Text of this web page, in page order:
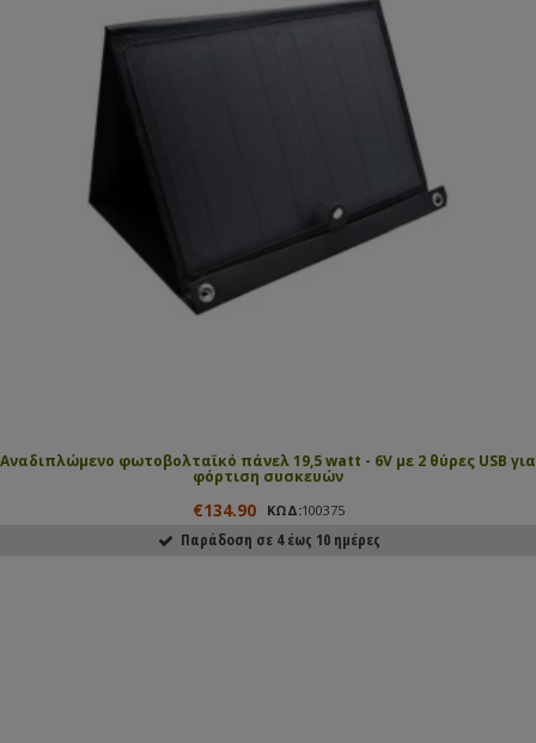
Αναδιπλώμενο φωτοβολταϊκό πάνελ 19,5 watt - 6V με 2 θύρες USB για
φόρτιση συσκευών
€134.90 ΚΩΔ:100375
Παράδοση σε 4 έως 10 ημέρες